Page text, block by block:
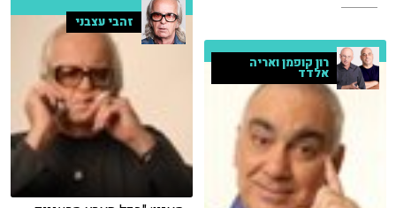
זהבי עצבני
רון קופמן ואריה
אלדד